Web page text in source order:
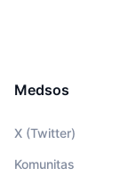
Medsos
X (Twitter)
Komunitas